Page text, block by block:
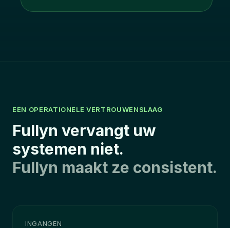
EEN OPERATIONELE VERTROUWENSLAAG
Fullyn vervangt uw
systemen niet.
Fullyn maakt ze consistent.
INGANGEN